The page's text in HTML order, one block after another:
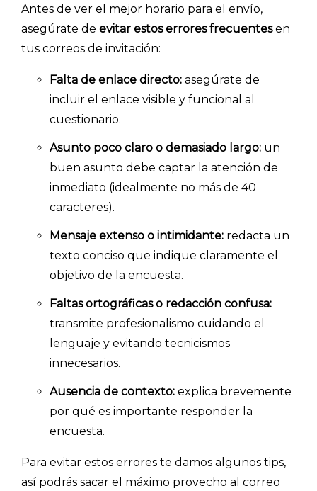
CÓMO FUNCIONA
PRECIOS
BLOG
ACCEDER →
Antes de ver el mejor horario para el envío,
asegúrate de evitar estos errores frecuentesen
tus correos de invitación:
Falta de enlace directo: asegúrate de
incluir el enlace visible y funcional al
cuestionario.
Asunto poco claro o demasiado largo: un
buen asunto debe captar la atención de
inmediato (idealmente no más de 40
caracteres).
Mensaje extenso o intimidante: redacta un
texto conciso que indique claramente el
objetivo de la encuesta.
Faltas ortográficas o redacción confusa:
transmite profesionalismo cuidando el
lenguaje y evitando tecnicismos
innecesarios.
Ausencia de contexto: explica brevemente
por qué es importante responder la
encuesta.
Para evitar estos errores te damos algunos tips,
así podrás sacar el máximo provecho al correo